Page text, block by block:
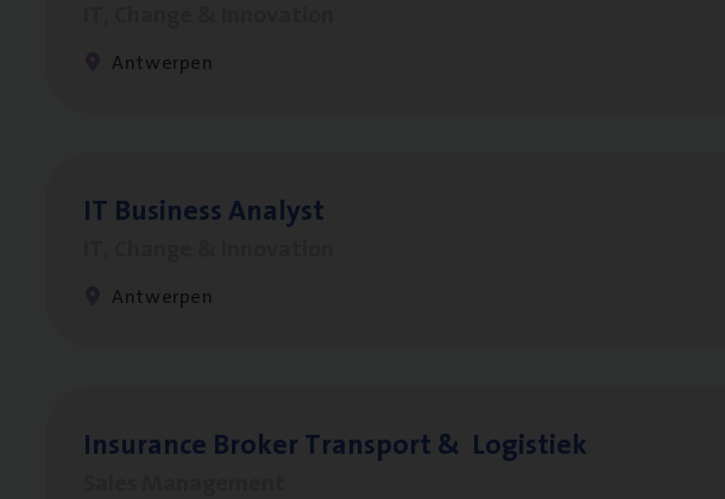
Antwerpen
IT Busi­ness Analyst
Antwerpen
Insu­ran­ce Bro­ker Trans­port& Logistiek